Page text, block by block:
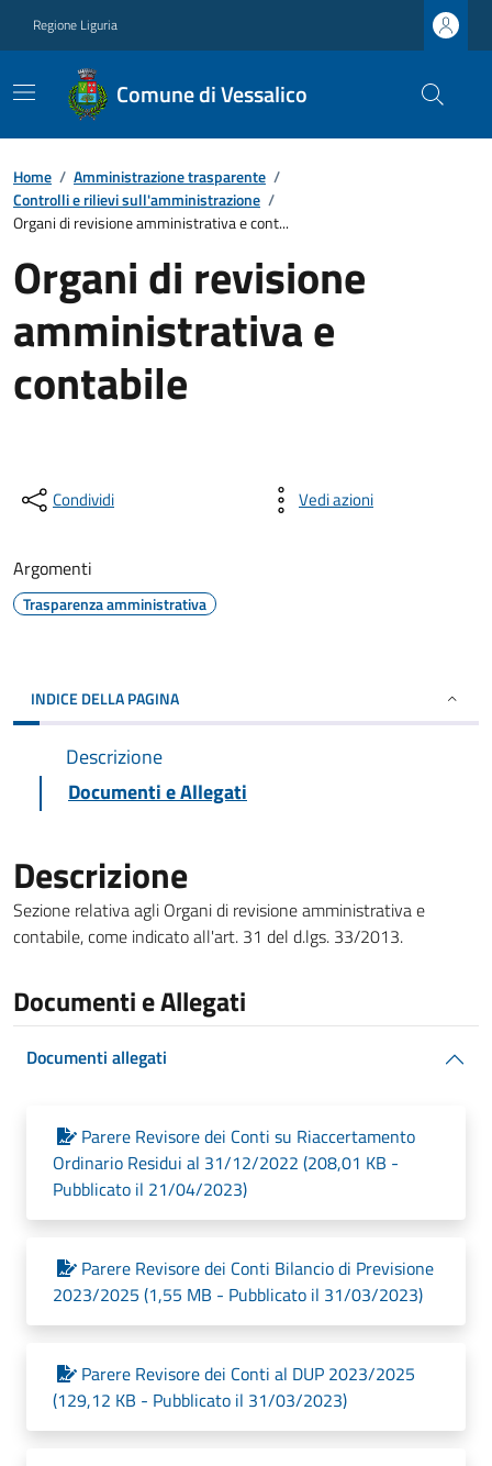
Regione Liguria
Comune di Vessalico
Home / Amministrazione trasparente /
Controlli e rilievi sull'amministrazione /
Organi di revisione amministrativa e cont...
Organi di revisione
amministrativa e
contabile
Condividi Vedi azioni
Argomenti
Trasparenza amministrativa
INDICE DELLA PAGINA
Descrizione
Documenti e Allegati
Descrizione
Sezione relativa agli Organi di revisione amministrativa e
contabile, come indicato all'art. 31 del d.lgs. 33/2013.
Documenti e Allegati
Documenti allegati
Parere Revisore dei Conti su Riaccertamento
Ordinario Residui al 31/12/2022 (208,01 KB -
Pubblicato il 21/04/2023)
Parere Revisore dei Conti Bilancio di Previsione
2023/2025 (1,55 MB - Pubblicato il 31/03/2023)
Parere Revisore dei Conti al DUP 2023/2025
(129,12 KB - Pubblicato il 31/03/2023)